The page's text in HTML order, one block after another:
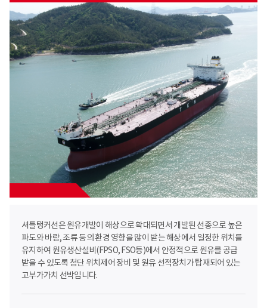
셔틀탱커선은 원유개발이 해상으로 확대되면서 개발된 선종으로 높은
파도와 바람, 조류 등의 환경 영향을 많이 받는 해상에서 일정한 위치를
유지하여 원유생산설비(FPSO, FSO등)에서 안정적으로 원유를 공급
받을 수 있도록 첨단 위치제어 장비 및 원유 선적장치가 탑재되어 있는
고부가가치 선박입니다.